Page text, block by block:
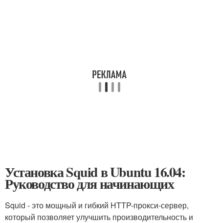
Установка Squid в Ubuntu 16.04:
Руководство для начинающих
Squid - это мощный и гибкий HTTP-прокси-сервер,
который позволяет улучшить производительность и